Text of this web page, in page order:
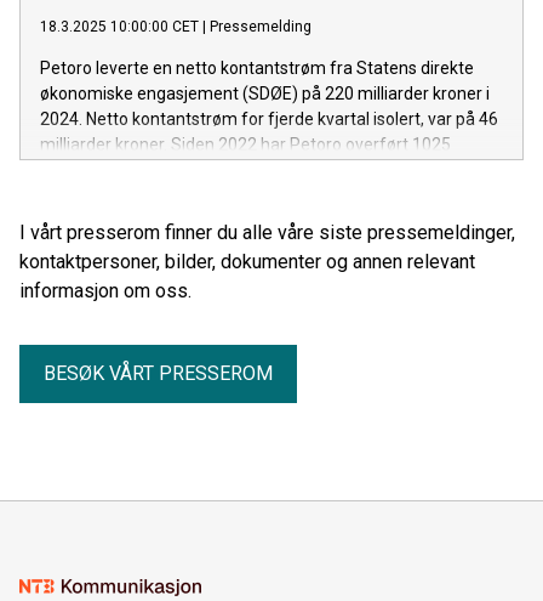
18.3.2025 10:00:00 CET Pressemelding
Petoro leverte en netto kontantstrøm fra Statens direkte
økonomiske engasjement (SDØE) på 220 milliarder kroner i
2024. Netto kontantstrøm for fjerde kvartal isolert, var på 46
milliarder kroner. Siden 2022 har Petoro overført 1025
I vårt presserom finner du alle våre siste pressemeldinger,
kontaktpersoner, bilder, dokumenter og annen relevant
informasjon om oss.
BESØK VÅRT PRESSEROM